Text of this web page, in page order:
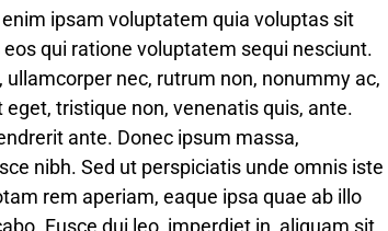
ipsam voluptatem quia voluptas sit
qui ratione voluptatem sequi nesciunt.
nec, rutrum non, nonummy ac,
tristique non, venenatis quis, ante.
ante. Donec ipsum massa,
nibh. Sed ut perspiciatis unde omnis iste
rem aperiam, eaque ipsa quae ab illo
Fusce dui leo, imperdiet in, aliquam sit